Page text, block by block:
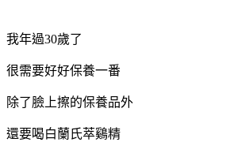
我年過30歲了
很需要好好保養一番
除了臉上擦的保養品外
還要喝白蘭氏萃鷄精